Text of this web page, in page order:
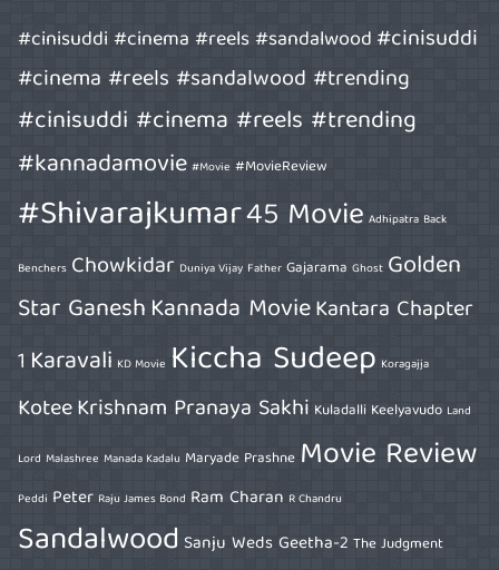
#cinisuddi #cinema #reels #sandalwood#cinisuddi
#cinema #reels #sandalwood #trending
#cinisuddi #cinema #reels #trending
#kannadamovie #Movie #MovieReview
#Shivarajkumar45 Movie Adhipatra Back
Benchers Chowkidar Duniya Vijay Father Gajarama Ghost Golden
Star GaneshKannada MovieKantara Chapter
1 Karavali KD Movie Kiccha Sudeep Koragajja
KoteeKrishnam Pranaya Sakhi Kuladalli Keelyavudo Land
Lord Malashree Manada Kadalu Maryade Prashne Movie Review
Peddi Peter Raju James Bond Ram Charan R Chandru
Sandalwood Sanju Weds Geetha-2 The Judgment